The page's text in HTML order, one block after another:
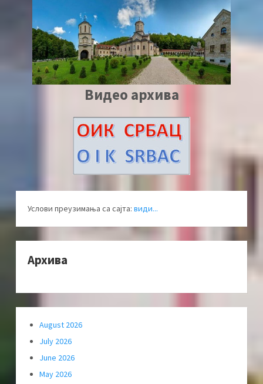
Видео архива
Услови преузимања са сајта: види...
Архива
August 2026
July 2026
June 2026
May 2026